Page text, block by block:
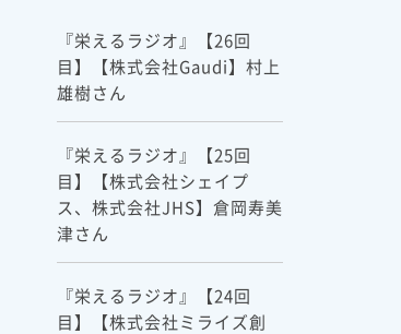
『栄えるラジオ』【26回
目】【株式会社Gaudi】村上
雄樹さん
『栄えるラジオ』【25回
目】【株式会社シェイプ
ス、株式会社JHS】倉岡寿美
津さん
『栄えるラジオ』【24回
目】【株式会社ミライズ創